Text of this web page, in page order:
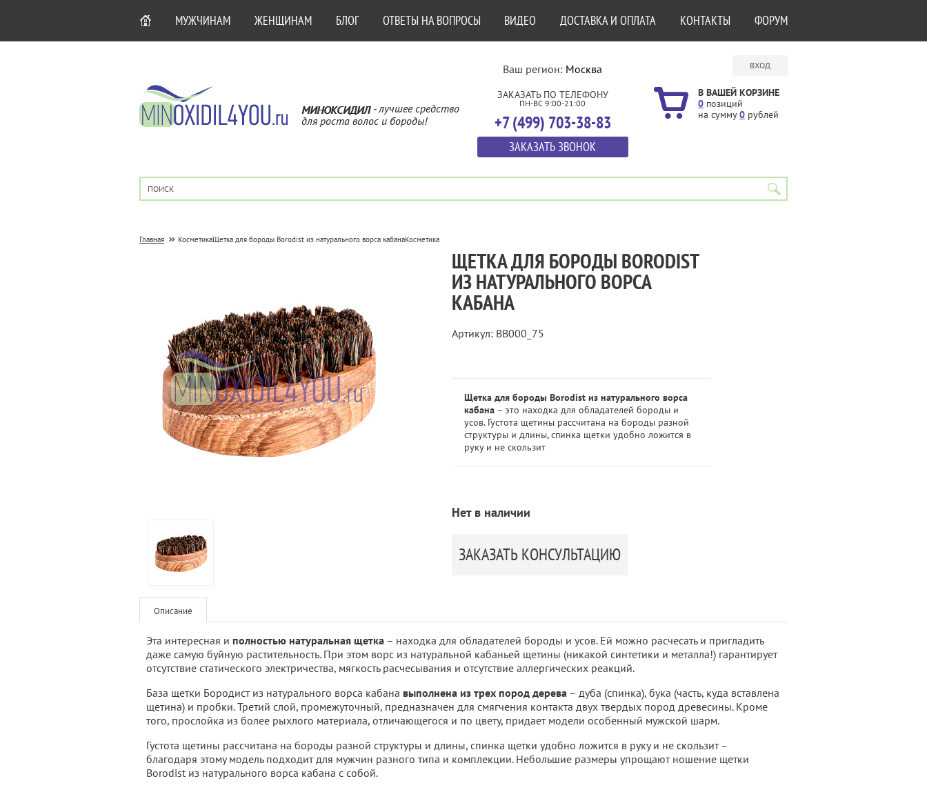
МУЖЧИНАМ ЖЕНЩИНАМ БЛОГ ОТВЕТЫ НА ВОПРОСЫ ВИДЕО ДОСТАВКА И ОПЛАТА КОНТАКТЫ ФОРУМ
МИНОКСИДИЛ- лучшее средство
для роста волос и бороды!
Ваш регион: Москва
ЗАКАЗАТЬ ПО ТЕЛЕФОНУ
ПН-ВС 9:00-21:00
+7 (499) 703-38-83
ЗАКАЗАТЬ ЗВОНОК
ВХОД
В ВАШЕЙ КОРЗИНЕ
0 позиций
на сумму0 рублей
Главная КосметикаЩетка для бороды Borodist из натурального ворса кабанаКосметика
ЩЕТКА ДЛЯ БОРОДЫ BORODIST
ИЗ НАТУРАЛЬНОГО ВОРСА
КАБАНА
Артикул: BB000_75
Щетка для бороды Borodist из натурального ворса
кабана – это находка для обладателей бороды и
усов. Густота щетины рассчитана на бороды разной
структуры и длины, спинка щетки удобно ложится в
руку и не скользит
Нет в наличии
ЗАКАЗАТЬ КОНСУЛЬТАЦИЮ
Описание
Эта интересная и полностью натуральная щетка – находка для обладателей бороды и усов. Ей можно расчесать и пригладить
даже самую буйную растительность. При этом ворс из натуральной кабаньей щетины (никакой синтетики и металла!) гарантирует
отсутствие статического электричества, мягкость расчесывания и отсутствие аллергических реакций.
База щетки Бородист из натурального ворса кабана выполнена из трех пород дерева – дуба (спинка), бука (часть, куда вставлена
щетина) и пробки. Третий слой, промежуточный, предназначен для смягчения контакта двух твердых пород древесины. Кроме
того, прослойка из более рыхлого материала, отличающегося и по цвету, придает модели особенный мужской шарм.
Густота щетины рассчитана на бороды разной структуры и длины, спинка щетки удобно ложится в руку и не скользит –
благодаря этому модель подходит для мужчин разного типа и комплекции. Небольшие размеры упрощают ношение щетки
Borodist из натурального ворса кабана с собой.